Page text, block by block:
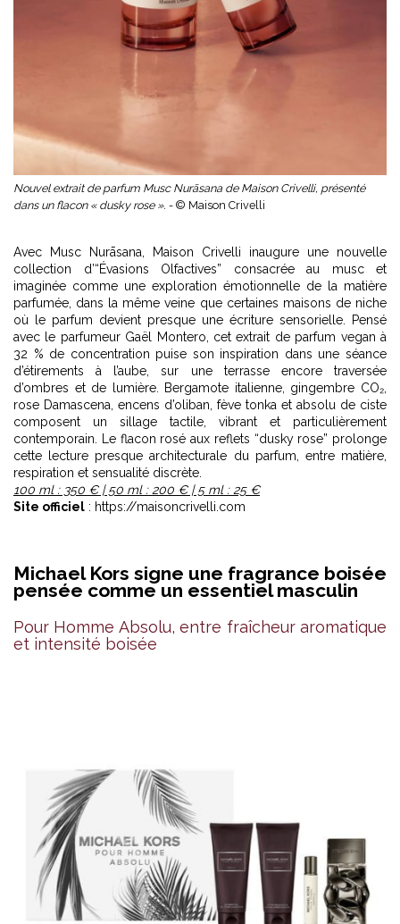
Nouvel extrait de parfum Musc Nurāsana de Maison Crivelli, présenté
dans un flacon « dusky rose ». - © Maison Crivelli
Avec Musc Nurāsana, Maison Crivelli inaugure une nouvelle
collection d’“Évasions Olfactives” consacrée au musc et
imaginée comme une exploration émotionnelle de la matière
parfumée, dans la même veine que certaines maisons de niche
où le parfum devient presque une écriture sensorielle. Pensé
avec le parfumeur Gaël Montero, cet extrait de parfum vegan à
32 % de concentration puise son inspiration dans une séance
d’étirements à l’aube, sur une terrasse encore traversée
d’ombres et de lumière. Bergamote italienne, gingembre CO₂,
rose Damascena, encens d’oliban, fève tonka et absolu de ciste
composent un sillage tactile, vibrant et particulièrement
contemporain. Le flacon rosé aux reflets “dusky rose” prolonge
cette lecture presque architecturale du parfum, entre matière,
respiration et sensualité discrète.
100 ml : 350 € | 50 ml : 200 € | 5 ml : 25 €
Site officiel : https://maisoncrivelli.com
Michael Kors signe une fragrance boisée
pensée comme un essentiel masculin
Pour Homme Absolu, entre fraîcheur aromatique
et intensité boisée